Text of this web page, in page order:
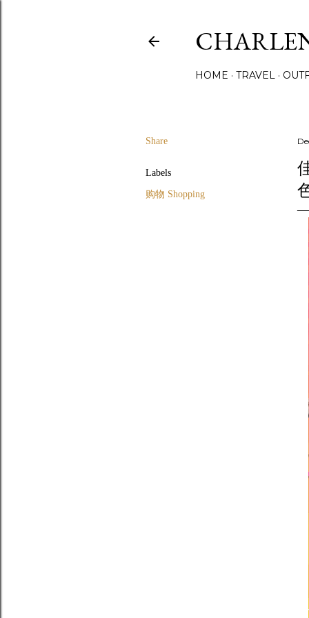
HOME TRAVEL
Share
Labels
购物 Shopping